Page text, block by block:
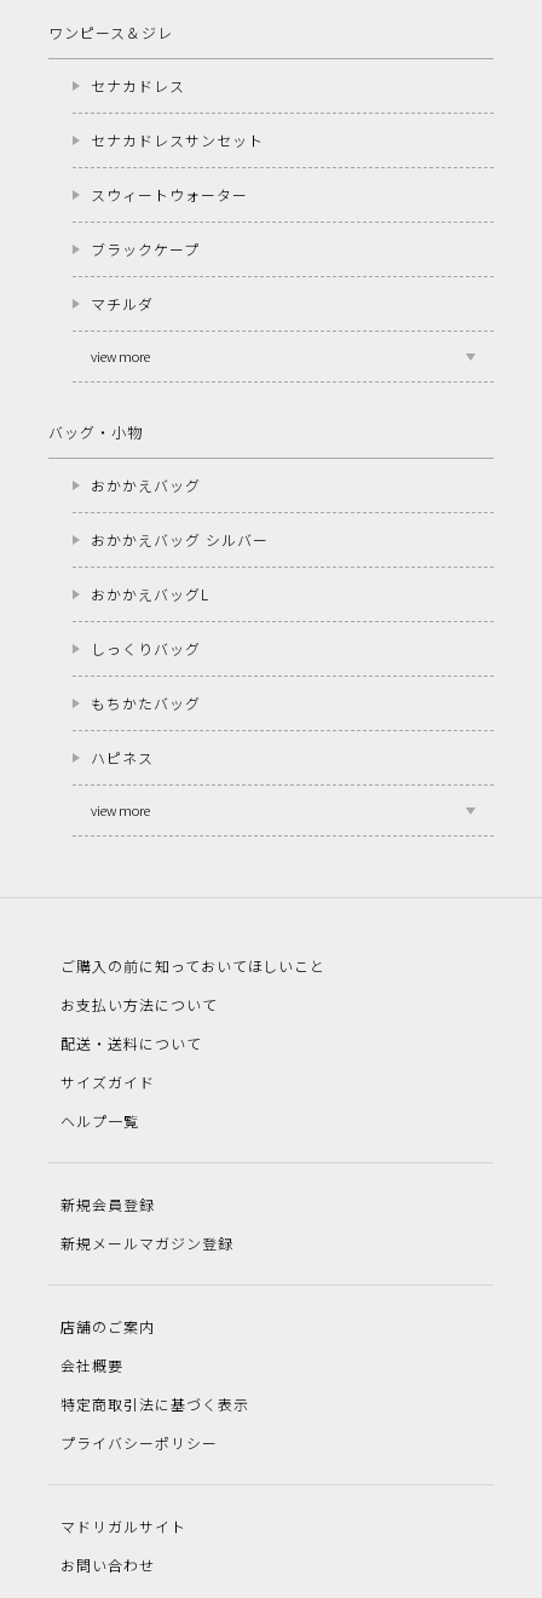
ワンピース＆ジレ
セナカドレス
セナカドレスサンセット
スウィートウォーター
ブラックケープ
マチルダ
view more
バッグ・小物
おかかえバッグ
おかかえバッグ シルバー
おかかえバッグL
しっくりバッグ
もちかたバッグ
ハピネス
view more
ご購入の前に知っておいてほしいこと
お支払い方法について
配送・送料について
サイズガイド
ヘルプ一覧
新規会員登録
新規メールマガジン登録
店舗のご案内
会社概要
特定商取引法に基づく表示
プライバシーポリシー
マドリガルサイト
お問い合わせ